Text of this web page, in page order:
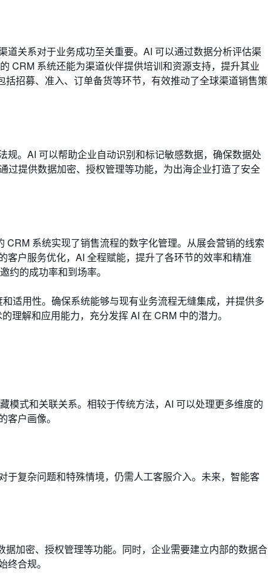
关系对于业务成功至关重要。AI 可以通过数据分析评估渠
CRM 系统还能为渠道伙伴提供培训和资源支持，提升其业
招募、准入、订单备货等环节，有效推动了全球渠道销售策
。AI 可以帮助企业自动识别和标记敏感数据，确保数据处
提供数据加密、授权管理等功能，为出海企业打造了安全
系统实现了销售流程的数字化管理。从展会营销的线索
户服务优化，AI 全程赋能，提升了各环节的效率和精准
约的成功率和到场率。
适用性。确保系统能够与现有业务流程无缝集成，并提供多
理解和应用能力，充分发挥 AI 在 CRM 中的潜力。
模式和关联关系。相较于传统方法，AI 可以处理更多维度的
户画像。
复杂问题和特殊情境，仍需人工客服介入。未来，智能客
加密、授权管理等功能。同时，企业需要建立内部的数据合
合规。